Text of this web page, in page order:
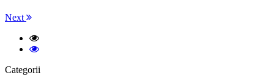
Next
Categorii